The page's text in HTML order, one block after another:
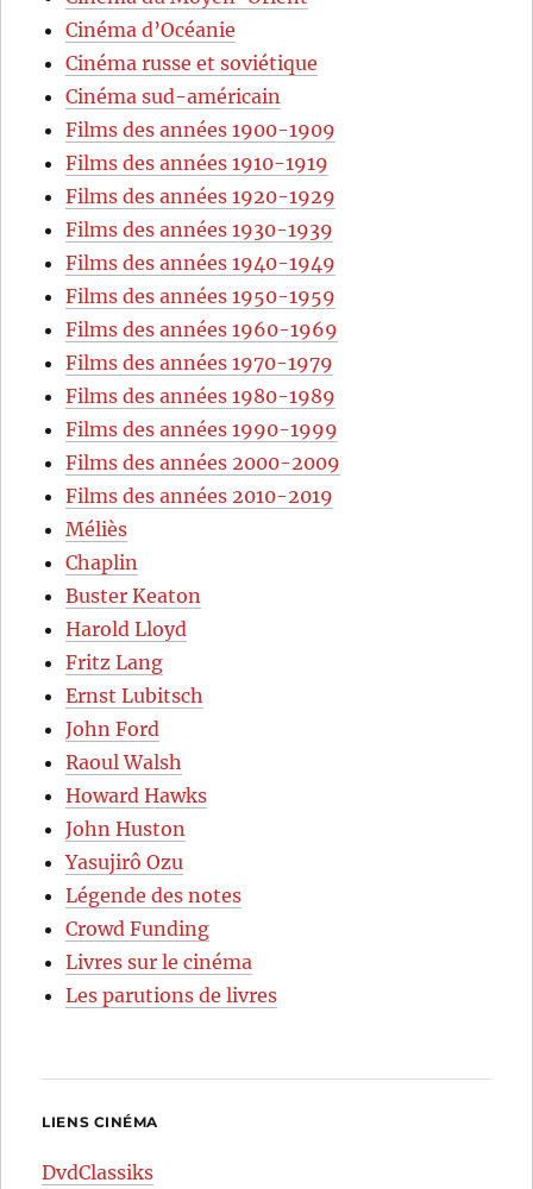
Cinéma d’Océanie
Cinéma russe et soviétique
Cinéma sud-américain
Films des années 1900-1909
Films des années 1910-1919
Films des années 1920-1929
Films des années 1930-1939
Films des années 1940-1949
Films des années 1950-1959
Films des années 1960-1969
Films des années 1970-1979
Films des années 1980-1989
Films des années 1990-1999
Films des années 2000-2009
Films des années 2010-2019
Méliès
Chaplin
Buster Keaton
Harold Lloyd
Fritz Lang
Ernst Lubitsch
John Ford
Raoul Walsh
Howard Hawks
John Huston
Yasujirô Ozu
Légende des notes
Crowd Funding
Livres sur le cinéma
Les parutions de livres
LIENS CINÉMA
DvdClassiks